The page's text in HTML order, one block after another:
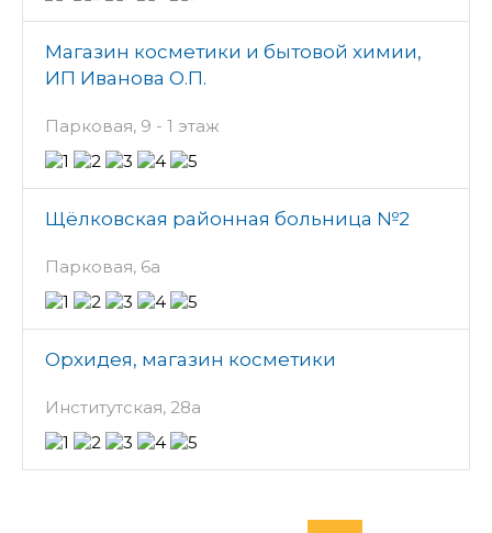
Магазин косметики и бытовой химии,
ИП Иванова О.П.
Парковая, 9 - 1 этаж
Щёлковская районная больница №2
Парковая, 6а
Орхидея, магазин косметики
Институтская, 28а